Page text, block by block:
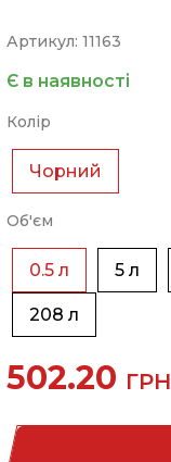
Артикул: 11163
Є в наявності
Колір
Чорний
Об'єм
0.5 л 5 л
208 л
502.20 ГРН